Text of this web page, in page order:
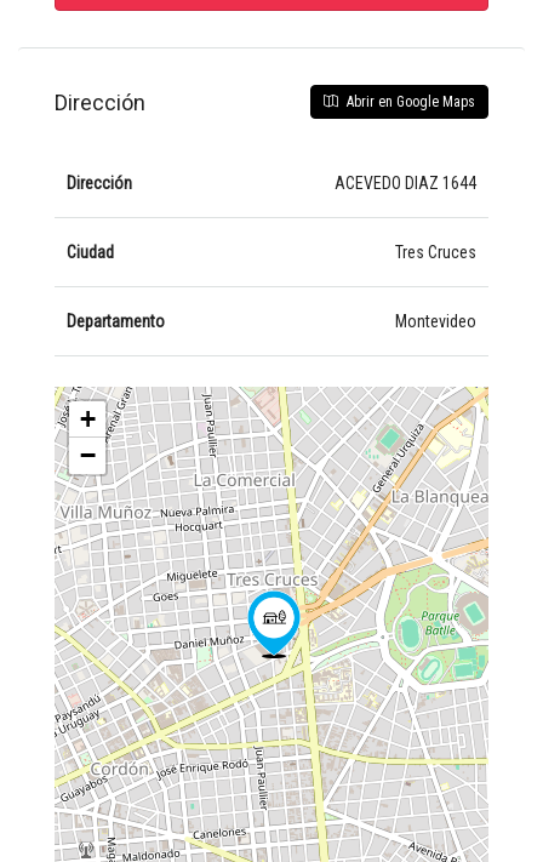
Dirección Abrir en Google Maps
Dirección ACEVEDO DIAZ 1644
Ciudad Tres Cruces
Departamento Montevideo
+
−